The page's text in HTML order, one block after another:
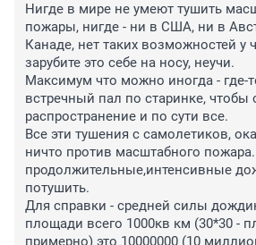
Нигде в мире не умеют тушить
пожары, нигде - ни в США, ни в
Канаде, нет таких возможностей у
зарубите это себе на носу, неучи.
Максимум что можно иногда - где-
встречный пал по старинке, чтобы
распространение и по сути все.
Все эти тушения с самолетиков,
ничто против масштабного
продолжительные,интенсивные
потушить.
Для справки - средней силы
площади всего 1000кв км (30*30 -
примерно) это 10000000 (10